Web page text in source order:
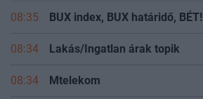
08:35 BUX index, BUX határidő, BÉT!
08:34 Lakás/Ingatlan árak topik
08:34 Mtelekom